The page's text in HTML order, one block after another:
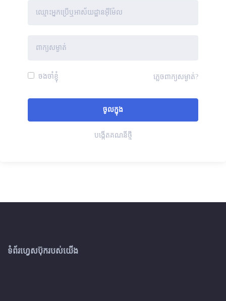
ចងចាំខ្ញុំ ភ្លេចពាក្យសម្ងាត់?
បង្កើតគណនីថ្មី
ទំព័រហ្វេសប៊ុករបស់យើង